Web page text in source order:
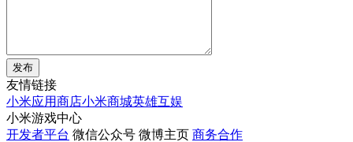
发布
友情链接
小米应用商店小米商城英雄互娱
小米游戏中心
开发者平台 微信公众号 微博主页 商务合作